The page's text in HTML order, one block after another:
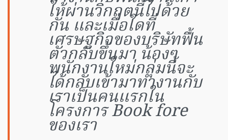
ให้ผ่านวิกฤตนี้ไปด้วย
กัน และเมื่อใดที่
เศรษฐกิจของบริษัทฟื้น
ตัวกลับขึ้นมา น้องๆ
พนักงานใหม่กลุ่มนี้จะ
ได้กลับเข้ามาทำงานกับ
เราเป็นคนแรกใน
โครงการ Book fore
ของเรา